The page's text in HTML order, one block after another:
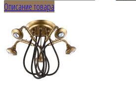
Описание товара